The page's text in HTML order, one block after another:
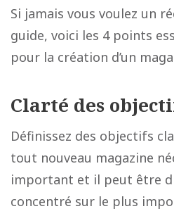
Si jamais vous voulez un
guide, voici les 4 points
pour la création d’un
Clarté des
Définissez des objectifs
tout nouveau magazine
important et il peut être
concentré sur le plus